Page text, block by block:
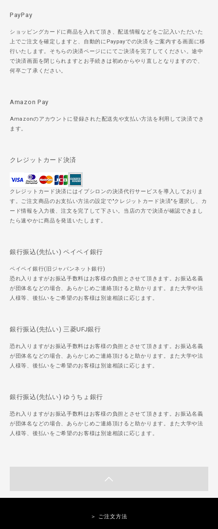
PayPay
ショッピングカードに商品を入れて頂き、配送情報などをご記入いただいた
上でご注文を確定しますと、自動的にPaypayでの決済をご案内する画面に移
行いたします。そちらの決済ページににてご決済を完了してください。途中
で決済画面を閉じられますとお手続きは初めからやり直しとなりますので、
何卒ご了承ください。
Amazon Pay
Amazonのアカウントに登録された配送先や支払い方法を利用して決済でき
ます。
クレジットカード決済
クレジットカード決済にはイプシロンの決済代行サービスを導入しておりま
す。ご注文商品のお支払い方法の設定で"クレジットカード決済"を選択し、カ
ード情報を入力後、注文を完了して下さい。当店の方で決済が確認できまし
たら速やかに商品を発送いたします。
銀行振込(先払い) ペイペイ銀行
ペイペイ銀行(旧ジャパンネット銀行)
恐れ入りますがお振込手数料はお客様の負担とさせて頂きます。お振込名義
が団体名などの場合、あらかじめご連絡頂けると助かります。また大学や法
人様等、後払いをご希望のお客様は別途相談に応じます。
銀行振込(先払い) 三菱UFJ銀行
恐れ入りますがお振込手数料はお客様の負担とさせて頂きます。お振込名義
が団体名などの場合、あらかじめご連絡頂けると助かります。また大学や法
人様等、後払いをご希望のお客様は別途相談に応じます。
銀行振込(先払い) ゆうちょ銀行
恐れ入りますがお振込手数料はお客様の負担とさせて頂きます。お振込名義
が団体名などの場合、あらかじめご連絡頂けると助かります。また大学や法
人様等、後払いをご希望のお客様は別途相談に応じます。
＞ ご注文方法